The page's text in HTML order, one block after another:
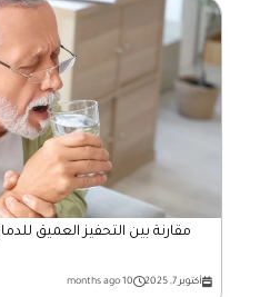
مقارنة بين التحفيز العميق
أكتوبر 7, 2025 10 months ago